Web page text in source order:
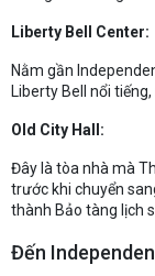
Liberty Bell Center:
Nằm gần
Liberty Bell nổi
Old City Hall:
Đây là tòa nhà mà
trước khi chuyển
thành Bảo tàng lịch
Đến